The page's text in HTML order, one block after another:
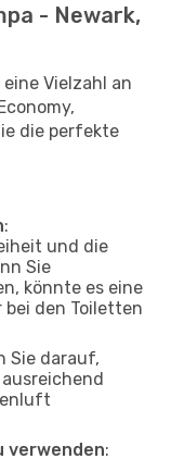
- Newark,
Vielzahl an
die perfekte
:
und die
Sie
könnte es eine
bei den Toiletten
Sie darauf,
verwenden: